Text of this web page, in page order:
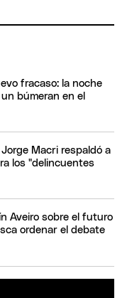
fracaso: la noche
búmeran en el
Macri respaldó a
los "delincuentes
Aveiro sobre el futuro
ordenar el debate